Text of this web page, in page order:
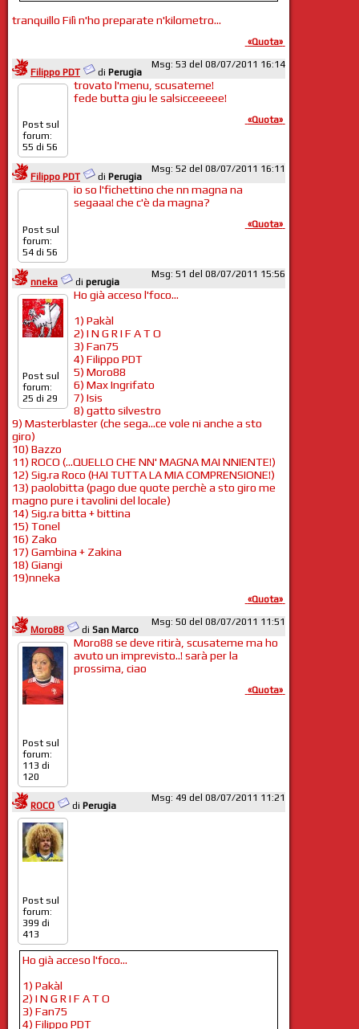
tranquillo Filì n'ho preparate n'kilometro...
«Quota»
Filippo PDT di Perugia
Msg: 53 del 08/07/2011 16:14
Post sul
forum:
55 di 56
trovato l'menu, scusateme!
fede butta giu le salsicceeeee!
«Quota»
Filippo PDT di Perugia
Msg: 52 del 08/07/2011 16:11
Post sul
forum:
54 di 56
io so l'fichettino che nn magna na
segaaa! che c'è da magna?
«Quota»
nneka di perugia
Msg: 51 del 08/07/2011 15:56
Post sul
forum:
25 di 29
Ho già acceso l'foco...
1) Pakàl
2) I N G R I F A T O
3) Fan75
4) Filippo PDT
5) Moro88
6) Max Ingrifato
7) Isis
8) gatto silvestro
9) Masterblaster (che sega...ce vole ni anche a sto
giro)
10) Bazzo
11) ROCO (...QUELLO CHE NN' MAGNA MAI NNIENTE!)
12) Sig.ra Roco (HAI TUTTA LA MIA COMPRENSIONE!)
13) paolobitta (pago due quote perchè a sto giro me
magno pure i tavolini del locale)
14) Sig.ra bitta + bittina
15) Tonel
16) Zako
17) Gambina + Zakina
18) Giangi
19)nneka
«Quota»
Moro88 di San Marco
Msg: 50 del 08/07/2011 11:51
Post sul
forum:
113 di
120
Moro88 se deve ritirà, scusateme ma ho
avuto un imprevisto..! sarà per la
prossima, ciao
«Quota»
ROCO di Perugia
Msg: 49 del 08/07/2011 11:21
Post sul
forum:
399 di
413
Ho già acceso l'foco...
1) Pakàl
2) I N G R I F A T O
3) Fan75
4) Filippo PDT